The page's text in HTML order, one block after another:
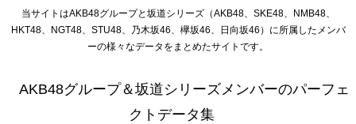
当サイトはAKB48グループと坂道シリーズ（AKB48、SKE48、NMB48、
HKT48、NGT48、STU48、乃木坂46、欅坂46、日向坂46）に所属したメンバ
ーの様々なデータをまとめたサイトです。
AKB48グループ＆坂道シリーズメンバーのパーフェ
クトデータ集